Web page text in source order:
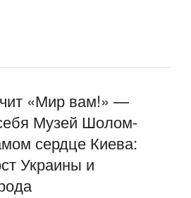
«Мир вам!» —
Музей Шолом-
сердце Киева:
Украины и